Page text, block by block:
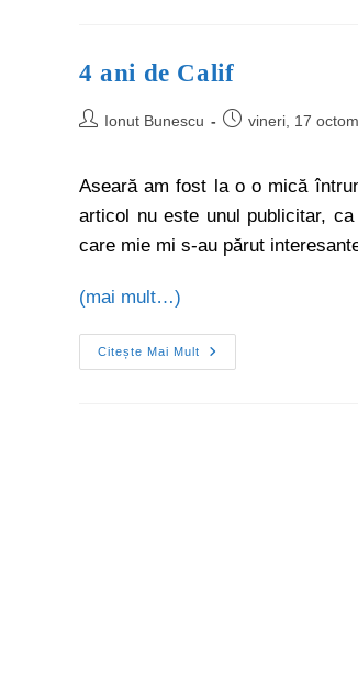
4 ani de Calif
Ionut Bunescu vineri, 17
Aseară am fost la o o mică
articol nu este unul publicitar,
care mie mi s-au părut
(mai mult…)
Citește Mai Mult